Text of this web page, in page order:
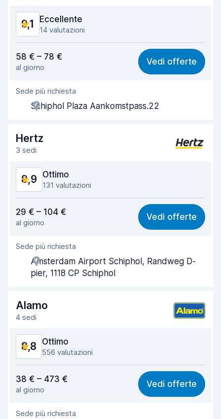
9,1 Eccellente
14 valutazioni
8,6
Facile da trovare 9,2
Gentilezza degli agenti
Rapidità del ritiro
Rapidità della riconsegna 9,4
Condizioni dell'auto
58 € – 78 €
al giorno
Vedi offerte
Sede più richiesta
Schiphol Plaza Aankomstpass.22
Hertz
3 sedi
8,9 Ottimo
131 valutazioni
8,5
Facile da trovare 9,1
Gentilezza degli agenti
Rapidità del ritiro
Pulizia del veicolo 9,2
Condizioni dell'auto
29 € – 104 €
al giorno
Vedi offerte
Sede più richiesta
Amsterdam Airport Schiphol, Randweg D-
pier, 1118 CP Schiphol
Alamo
4 sedi
8,8 Ottimo
556 valutazioni
8,4
Facile da trovare 8,7
Gentilezza degli agenti
38 € – 473 €
al giorno
Vedi offerte
Sede più richiesta